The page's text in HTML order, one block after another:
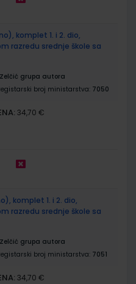
komplet 1. i 2. dio,
razredu srednje škole sa
grupa autora
broj ministarstva: 7050
34,70 €
komplet 1. i 2. dio,
razredu srednje škole sa
grupa autora
broj ministarstva: 7051
34,70 €